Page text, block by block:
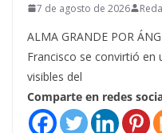
7 de agosto de 2026
ALMA GRANDE POR
Francisco se convirtió
visibles del
Comparte en redes